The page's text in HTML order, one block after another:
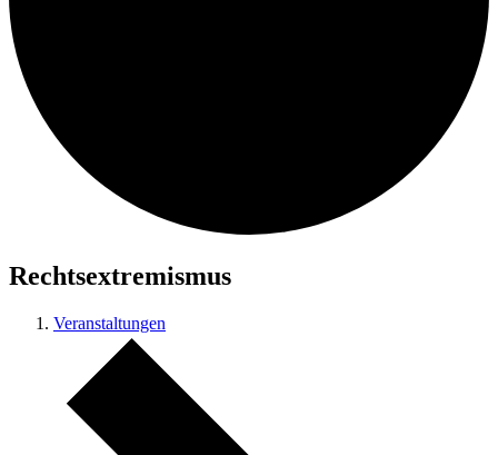
Rechtsextremismus
Veranstaltungen